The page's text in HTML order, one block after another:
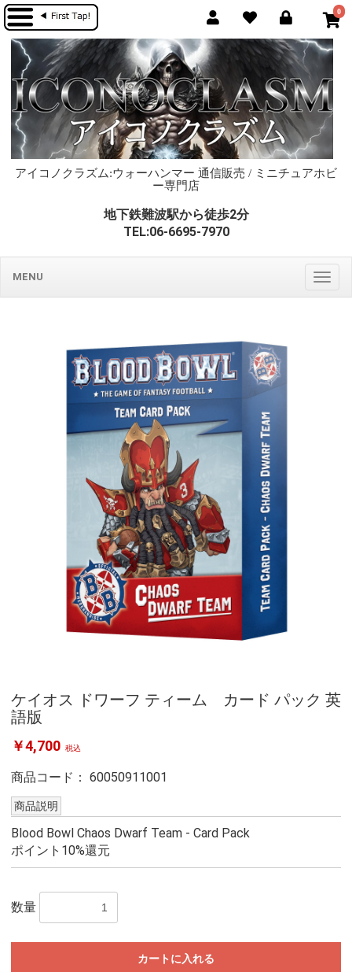
0
アイコノクラズム:ウォーハンマー 通信販売 / ミニチュアホビ
ー専門店
地下鉄難波駅から徒歩2分
TEL:06-6695-7970
MENU
ケイオス ドワーフ ティーム カード パック 英
語版
￥4,700 税込
商品コード： 60050911001
商品説明
Blood Bowl Chaos Dwarf Team - Card Pack
ポイント10%還元
数量
カートに入れる